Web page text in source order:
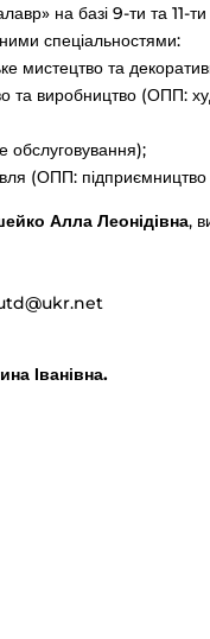
на базі 9-ти та 11-ти
спеціальностями:
мистецтво та
та виробництво (ОПП:
обслуговування);
(ОПП: підприємництво
Алла Леонідівна,
Іванівна.